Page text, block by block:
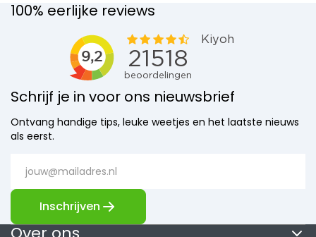
onderdelen
onderdelen
Vola
onderdelen
VSH
Overige
merken
€ 10,50
Dornbracht 09301108690 Ring
100% eerlijke reviews
Schrijf je in voor ons nieuwsbrief
Ontvang handige tips, leuke weetjes en het laatste nieuws
als eerst.
Inschrijven